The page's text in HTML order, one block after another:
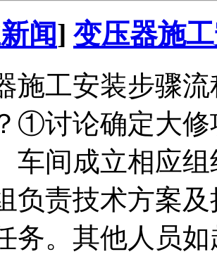
闻] 变压器施
施工安装步骤
①讨论确定大修
车间成立相应
负责技术方案
务。其他人员